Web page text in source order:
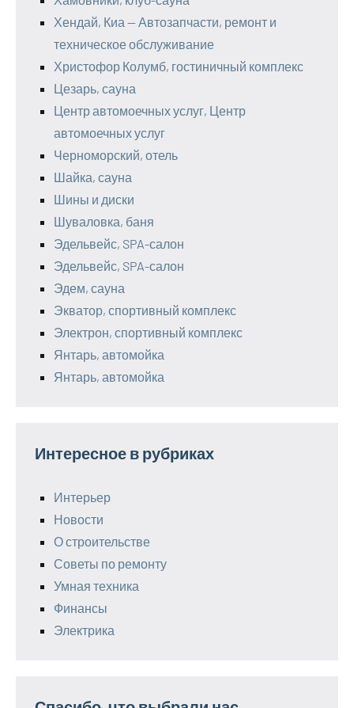
Хендай, Киа — Автозапчасти, ремонт и
техническое обслуживание
Христофор Колумб, гостиничный комплекс
Цезарь, сауна
Центр автомоечных услуг, Центр
автомоечных услуг
Черноморский, отель
Шайка, сауна
Шины и диски
Шуваловка, баня
Эдельвейс, SPA-салон
Эдельвейс, SPA-салон
Эдем, сауна
Экватор, спортивный комплекс
Электрон, спортивный комплекс
Янтарь, автомойка
Янтарь, автомойка
Интересное в рубриках
Интерьер
Новости
О строительстве
Советы по ремонту
Умная техника
Финансы
Электрика